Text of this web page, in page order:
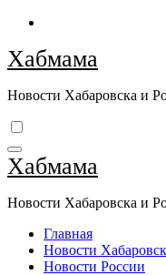
Перейти
содержимому
Хабмама
Новости Хабаровска и
Хабмама
Новости Хабаровска и
Главная
Новости
Новости России